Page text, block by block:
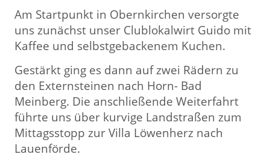
Am Startpunkt in Obernkirchen versorgte
uns zunächst unser Clublokalwirt Guido mit
Kaffee und selbstgebackenem Kuchen.
Gestärkt ging es dann auf zwei Rädern zu
den Externsteinen nach Horn- Bad
Meinberg. Die anschließende Weiterfahrt
führte uns über kurvige Landstraßen zum
Mittagsstopp zur Villa Löwenherz nach
Lauenförde.